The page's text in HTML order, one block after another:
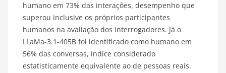
humano em 73% das interações, desempenho que
superou inclusive os próprios participantes
humanos na avaliação dos interrogadores. Já o
LLaMa-3.1-405B foi identificado como humano em
56% das conversas, índice considerado
estatisticamente equivalente ao de pessoas reais.